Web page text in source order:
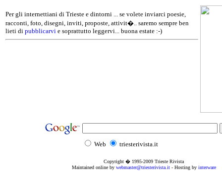
Per gli internettiani di Trieste e dintorni ... se volete inviarci poesie,
racconti, foto, disegni, inviti, proposte, attivit�.. saremo sempre ben
lieti di pubblicarvi e soprattutto leggervi... buona estate :-)
Web triesterivista.it
Copyright � 1995-2009 Trieste Rivista
Maintained online by webmaster@triesterivista.it- Hosting by interware